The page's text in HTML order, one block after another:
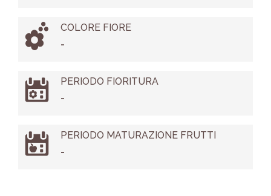
COLORE FIORE
-
PERIODO FIORITURA
-
PERIODO MATURAZIONE FRUTTI
-